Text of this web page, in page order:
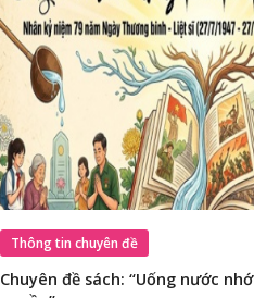
Thông tin chuyên đề
Chuyên đề sách: “Uống nước nhớ